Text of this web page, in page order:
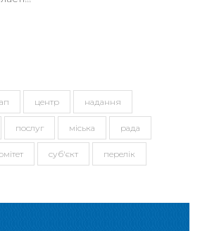
центр надання
послуг міська рада
суб'єкт перелік